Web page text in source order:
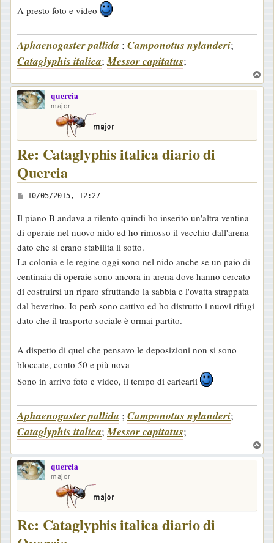
A presto foto e video
Aphaenogaster pallida ; Camponotus nylanderi;
Cataglyphis italica;Messor capitatus;
o
quercia
major
Re: Cataglyphis italica diario di
Quercia
M
s
s
a
g
g
i
o
10/05/2015, 12:27
Il piano B andava a rilento quindi ho inserito un'altra ventina
di operaie nel nuovo nido ed ho rimosso il vecchio dall'arena
dato che si erano stabilita li sotto.
La colonia e le regine oggi sono nel nido anche se un paio di
centinaia di operaie sono ancora in arena dove hanno cercato
di costruirsi un riparo sfruttando la sabbia e l'ovatta strappata
dal beverino. Io però sono cattivo ed ho distrutto i nuovi rifugi
dato che il trasporto sociale è ormai partito.
A dispetto di quel che pensavo le deposizioni non si sono
bloccate, conto 50 e più uova
Sono in arrivo foto e video, il tempo di caricarli
Aphaenogaster pallida ; Camponotus nylanderi;
Cataglyphis italica;Messor capitatus;
o
quercia
major
Re: Cataglyphis italica diario di